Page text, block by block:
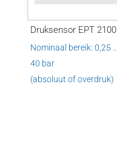
Druksensor EPT 2100
Nominaal bereik: 0,25 ...
40 bar
(absoluut of overdruk)